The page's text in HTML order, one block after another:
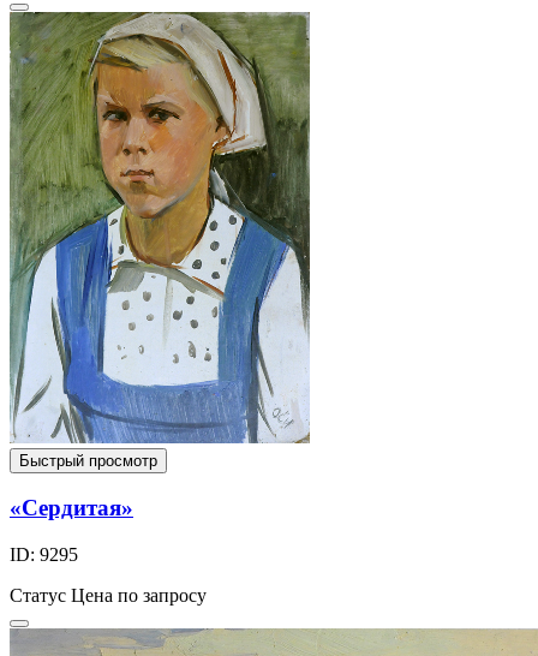
Быстрый просмотр
«Сердитая»
ID: 9295
Статус Цена по запросу